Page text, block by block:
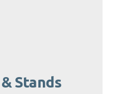
Stands